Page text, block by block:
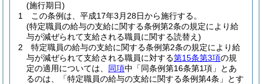
(施行期日)
1
この条例は、平成17年3月28日から施行する。
(特定職員の給与の支給に関する条例第2条の規定により給
与が減ぜられて支給される職員に関する読替え)
2
特定職員の給与の支給に関する条例第2条の規定により給
与が減ぜられて支給される職員に対する第15条第3項の規
定の適用については、 同項中「同条例第16条第1項」とあ
るのは、「特定職員の給与の支給に関する条例第4条」とす